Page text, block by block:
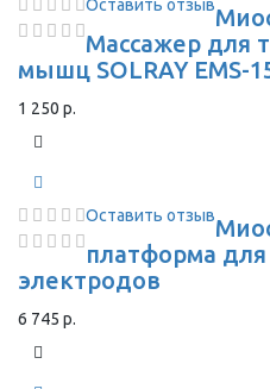
Оставить отзыв
Массажер для
мышц SOLRAY EMS-
1 250 р.
Оставить отзыв
платформа для
электродов
6 745 р.